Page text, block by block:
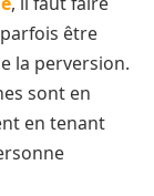
être
la perversion.
sont en
en tenant